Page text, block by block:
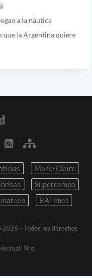
a la náutica
que la Argentina quiere
Marie Claire
Supercampo
BATimes
- Todos los derechos
Nro.